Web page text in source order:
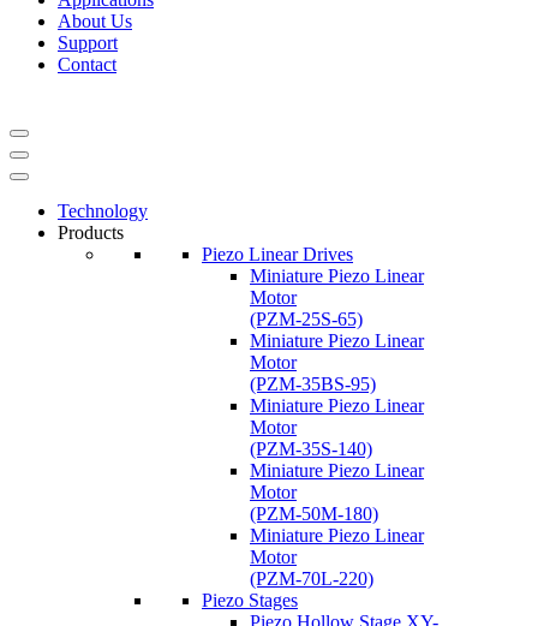
About Us
Support
Contact
Navigation
Menu
Navigation
Menu
Technology
Products
Piezo Linear Drives
Miniature Piezo Linear
Motor
(PZM-25S-65)
Miniature Piezo Linear
Motor
(PZM-35BS-95)
Miniature Piezo Linear
Motor
(PZM-35S-140)
Miniature Piezo Linear
Motor
(PZM-50M-180)
Miniature Piezo Linear
Motor
(PZM-70L-220)
Piezo Stages
Piezo Hollow Stage XY-